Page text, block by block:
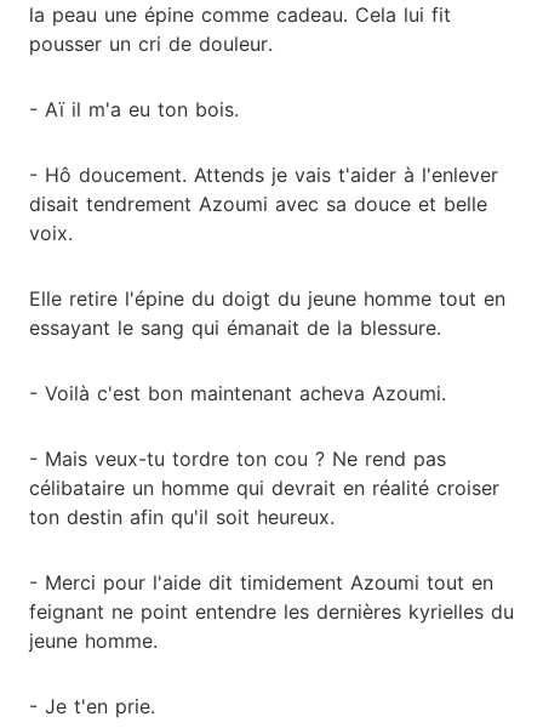
la peau une épine comme cadeau. Cela lui fit
pousser un cri de douleur.
- Aï il m'a eu ton bois.
- Hô doucement. Attends je vais t'aider à l'enlever
disait tendrement Azoumi avec sa douce et belle
voix.
Elle retire l'épine du doigt du jeune homme tout en
essayant le sang qui émanait de la blessure.
- Voilà c'est bon maintenant acheva Azoumi.
- Mais veux-tu tordre ton cou ? Ne rend pas
célibataire un homme qui devrait en réalité croiser
ton destin afin qu'il soit heureux.
- Merci pour l'aide dit timidement Azoumi tout en
feignant ne point entendre les dernières kyrielles du
jeune homme.
- Je t'en prie.